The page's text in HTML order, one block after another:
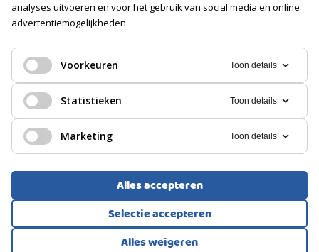
Voorwaarden Privacyverklaring
analyses uitvoeren en voor het gebruik van social media en online
advertentiemogelijkheden.
Voorkeuren Toon details
Statistieken Toon details
Marketing Toon details
Alles accepteren
Selectie accepteren
Alles weigeren